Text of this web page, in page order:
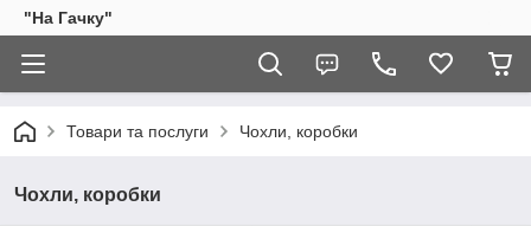
"На Гачку"
Товари та послуги Чохли, коробки
Чохли, коробки